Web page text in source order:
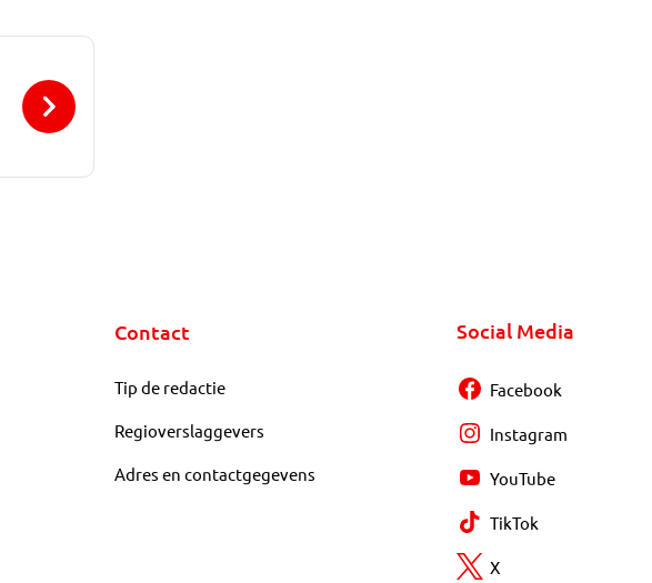
Contact
Tip de redactie
Regioverslaggevers
Adres en contactgegevens
Social Media
Facebook
Instagram
YouTube
TikTok
X